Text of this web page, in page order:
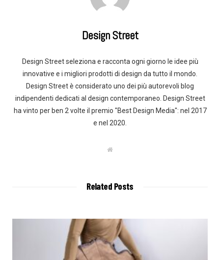
Design Street
Design Street seleziona e racconta ogni giorno le idee più
innovative e i migliori prodotti di design da tutto il mondo.
Design Street è considerato uno dei più autorevoli blog
indipendenti dedicati al design contemporaneo. Design Street
ha vinto per ben 2 volte il premio "Best Design Media": nel 2017
e nel 2020.
W
Related Posts